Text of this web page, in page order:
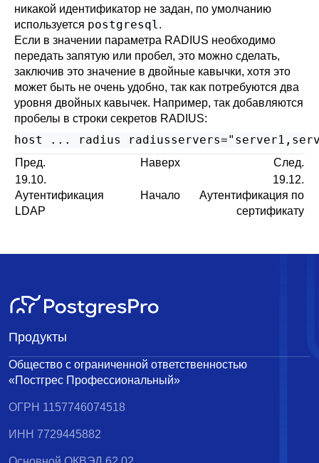
никакой идентификатор не задан, по умолчанию
используется postgresql.
Если в значении параметра RADIUS необходимо
передать запятую или пробел, это можно сделать,
заключив это значение в двойные кавычки, хотя это
может быть не очень удобно, так как потребуются два
уровня двойных кавычек. Например, так добавляются
пробелы в строки секретов RADIUS:
host ... radius
Пред. Наверх
След.
19.10.
Аутентификация
LDAP
Начало
19.12.
Аутентификация по
сертификату
Общество с ограниченной ответственностью
«Постгрес Профессиональный»
ОГРН 1157746074518
ИНН 7729445882
Продукты